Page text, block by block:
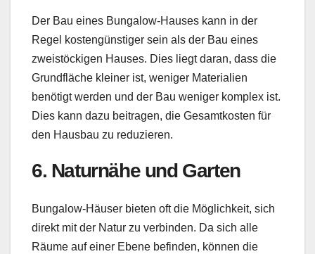
Der Bau eines Bungalow-Hauses kann in der
Regel kostengünstiger sein als der Bau eines
zweistöckigen Hauses. Dies liegt daran, dass die
Grundfläche kleiner ist, weniger Materialien
benötigt werden und der Bau weniger komplex ist.
Dies kann dazu beitragen, die Gesamtkosten für
den Hausbau zu reduzieren.
6. Naturnähe und Garten
Bungalow-Häuser bieten oft die Möglichkeit, sich
direkt mit der Natur zu verbinden. Da sich alle
Räume auf einer Ebene befinden, können die